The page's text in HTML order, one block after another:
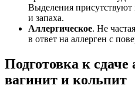
Выделения присутствуют
и запаха.
Аллергическое. Не
в ответ на аллерген с
Подготовка к сдаче
вагинит и кольпит